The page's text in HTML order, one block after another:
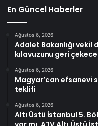
En Güncel Haberler
Ağustos 6, 2026
Adalet Bakanlığı vekil
kılavuzunu geri
Ağustos 6, 2026
Magyar’dan efsanevi
teklifi
Ağustos 6, 2026
Altı Üstü İstanbul 5.
var mı, ATV Altı Üstü